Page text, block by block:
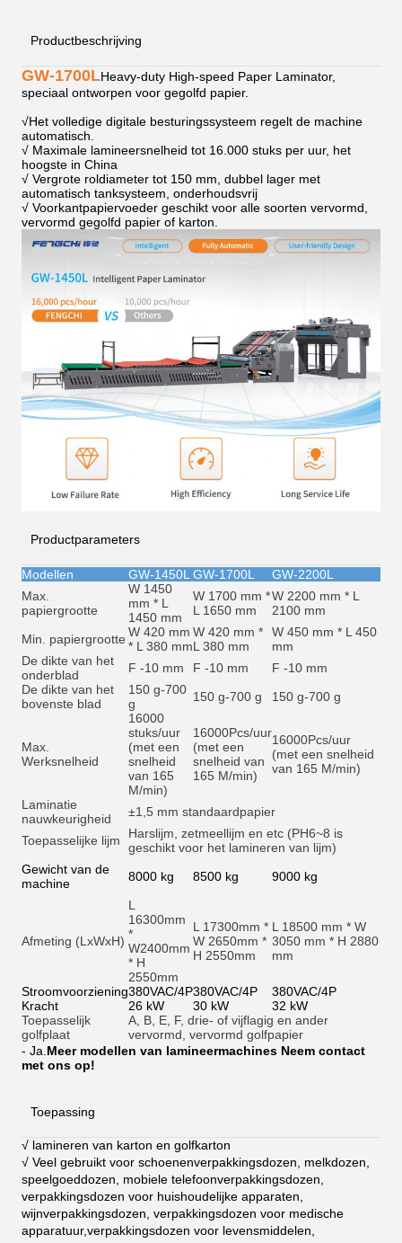
Productbeschrijving
GW-1700LHeavy-duty High-speed Paper Laminator,
speciaal ontworpen voor gegolfd papier.
√Het volledige digitale besturingssysteem regelt de machine
automatisch.
√ Maximale lamineersnelheid tot 16.000 stuks per uur, het
hoogste in China
√ Vergrote roldiameter tot 150 mm, dubbel lager met
automatisch tanksysteem, onderhoudsvrij
√ Voorkantpapiervoeder geschikt voor alle soorten vervormd,
vervormd gegolfd papier of karton.
Productparameters
Modellen GW-1450L GW-1700L
GW-2200L
Max.
papiergrootte
W 1450
mm * L
1450 mm
W 1700 mm *
L 1650 mm
W 2200 mm * L
2100 mm
Min. papiergrootte W 420 mm
* L 380 mm
W 420 mm *
L 380 mm
W 450 mm * L 450
mm
De dikte van het
onderblad
F -10 mm F -10 mm
F -10 mm
De dikte van het
bovenste blad
150 g-700
g
150 g-700 g 150 g-700 g
Max.
Werksnelheid
16000
stuks/uur
(met een
snelheid
van 165
M/min)
16000Pcs/uur
(met een
snelheid van
165 M/min)
16000Pcs/uur
(met een snelheid
van 165 M/min)
Laminatie
nauwkeurigheid
±1,5 mm standaardpapier
Toepasselijke lijm
Harslijm, zetmeellijm en etc (PH6~8 is
geschikt voor het lamineren van lijm)
Gewicht van de
machine
8000 kg 8500 kg 9000 kg
Afmeting (LxWxH)
L
16300mm
*
W2400mm
* H
2550mm
L 17300mm *
W 2650mm *
H 2550mm
L 18500 mm * W
3050 mm * H 2880
mm
Stroomvoorziening380VAC/4P380VAC/4P
380VAC/4P
Kracht
26 kW 30 kW
32 kW
Toepasselijk
golfplaat
A, B, E, F, drie- of vijflagig en ander
vervormd, vervormd golfpapier
- Ja. Meer modellen van lamineermachines Neem contact
met ons op!
Toepassing
√ lamineren van karton en golfkarton
√ Veel gebruikt voor schoenenverpakkingsdozen, melkdozen,
speelgoeddozen, mobiele telefoonverpakkingsdozen,
verpakkingsdozen voor huishoudelijke apparaten,
wijnverpakkingsdozen, verpakkingsdozen voor medische
apparatuur,verpakkingsdozen voor levensmiddelen,